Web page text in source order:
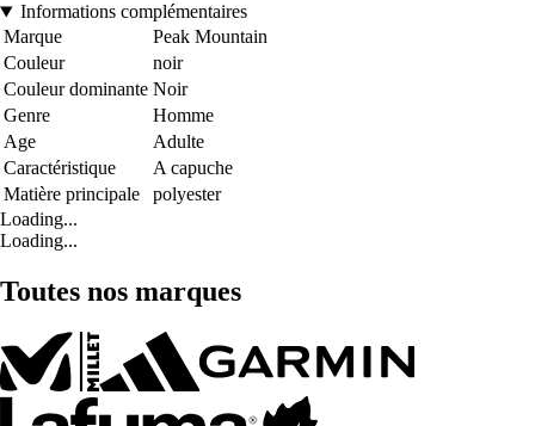
Informations complémentaires
Marque
Peak Mountain
Couleur
noir
Couleur dominante Noir
Genre
Homme
Age
Adulte
Caractéristique
A capuche
Matière principale
polyester
Loading...
Loading...
Toutes nos marques